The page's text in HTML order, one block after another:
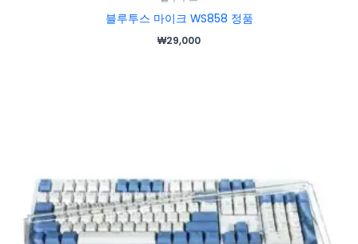
블루투스 마이크 WS858 정품
₩29,000